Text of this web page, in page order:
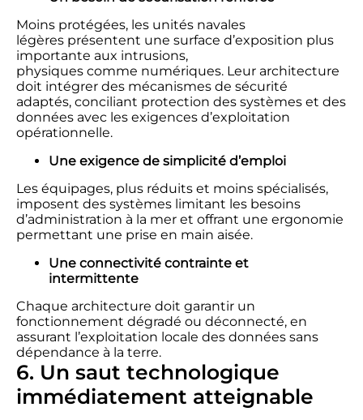
Moins protégées, les unités navales
légères présentent une surface d’exposition plus
importante aux intrusions,
physiques comme numériques. Leur architecture
doit intégrer des mécanismes de sécurité
adaptés, conciliant protection des systèmes et des
données avec les exigences d’exploitation
opérationnelle.
Une exigence de simplicité d’emploi
Les équipages, plus réduits et moins spécialisés,
imposent des systèmes limitant les besoins
d’administration à la mer et offrant une ergonomie
permettant une prise en main aisée.
Une connectivité contrainte et
intermittente
Chaque architecture doit garantir un
fonctionnement dégradé ou déconnecté, en
assurant l’exploitation locale des données sans
dépendance à la terre.
6. Un saut technologique
immédiatement atteignable